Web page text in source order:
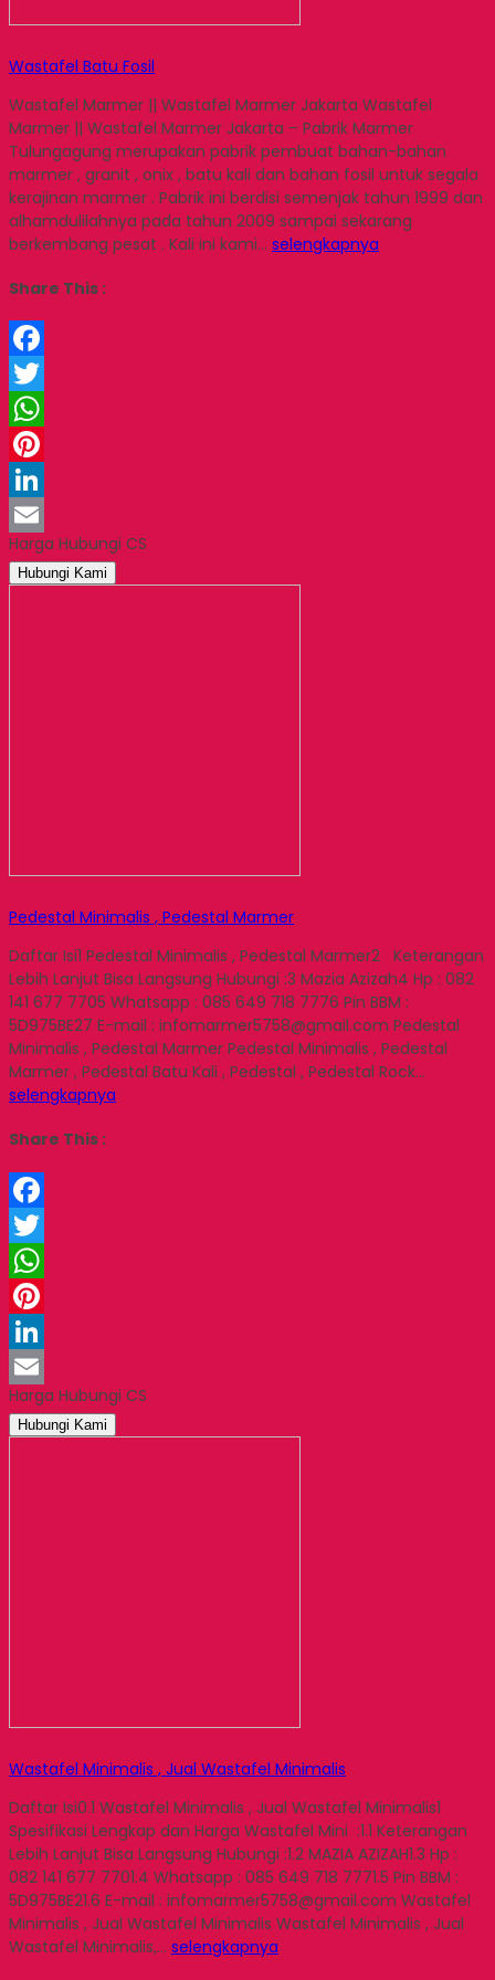
Wastafel Batu Fosil
Wastafel Marmer || Wastafel Marmer Jakarta Wastafel
Marmer || Wastafel Marmer Jakarta – Pabrik Marmer
Tulungagung merupakan pabrik pembuat bahan-bahan
marmer , granit , onix , batu kali dan bahan fosil untuk segala
kerajinan marmer . Pabrik ini berdisi semenjak tahun 1999 dan
alhamdulilahnya pada tahun 2009 sampai sekarang
berkembang pesat . Kali ini kami… selengkapnya
Share This :
Facebook
Twitter
WhatsApp
Pinterest
LinkedIn
Email
Harga Hubungi CS
Hubungi Kami
Pedestal Minimalis , Pedestal Marmer
Daftar Isi1 Pedestal Minimalis , Pedestal Marmer2 Keterangan
Lebih Lanjut Bisa Langsung Hubungi :3 Mazia Azizah4 Hp : 082
141 677 7705 Whatsapp : 085 649 718 7776 Pin BBM :
5D975BE27 E-mail : infomarmer5758@gmail.com Pedestal
Minimalis , Pedestal Marmer Pedestal Minimalis , Pedestal
Marmer , Pedestal Batu Kali , Pedestal , Pedestal Rock…
selengkapnya
Share This :
Facebook
Twitter
WhatsApp
Pinterest
LinkedIn
Email
Harga Hubungi CS
Hubungi Kami
Wastafel Minimalis , Jual Wastafel Minimalis
Daftar Isi0.1 Wastafel Minimalis , Jual Wastafel Minimalis1
Spesifikasi Lengkap dan Harga Wastafel Mini :1.1 Keterangan
Lebih Lanjut Bisa Langsung Hubungi :1.2 MAZIA AZIZAH1.3 Hp :
082 141 677 7701.4 Whatsapp : 085 649 718 7771.5 Pin BBM :
5D975BE21.6 E-mail : infomarmer5758@gmail.com Wastafel
Minimalis , Jual Wastafel Minimalis Wastafel Minimalis , Jual
Wastafel Minimalis,… selengkapnya